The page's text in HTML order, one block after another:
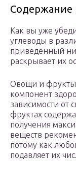
Содержание
Как вы уже
углеводы в
приведенный
раскрывает их
Овощи и
компонент
зависимости от
фруктах
получения
веществ
потому как
подавляет их